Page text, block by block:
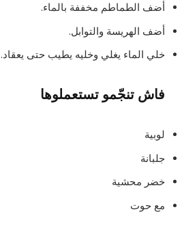
أضف الطماطم مخففة بالماء.
أضف الهريسة والتوابل.
خلي الماء يغلي وخليه يطيب حتى يعقاد.
فاش تنجّمو تستعملوها
لوبية
جلبانة
خضر محشية
مع حوت